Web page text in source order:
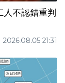
不認錯重判
2026.08.05 21:31